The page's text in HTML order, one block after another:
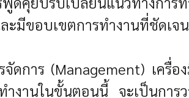
ะมีขอบเขตการทำงานที่ชัดเ
ดการ (Management) เครื่อ
านในขั้นตอนนี้ จะเป็นการว